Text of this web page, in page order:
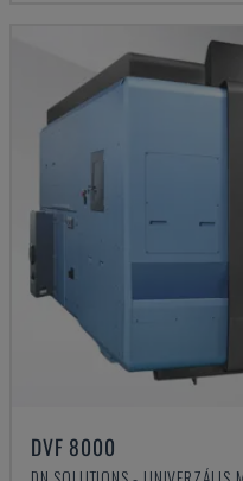
DVF 8000